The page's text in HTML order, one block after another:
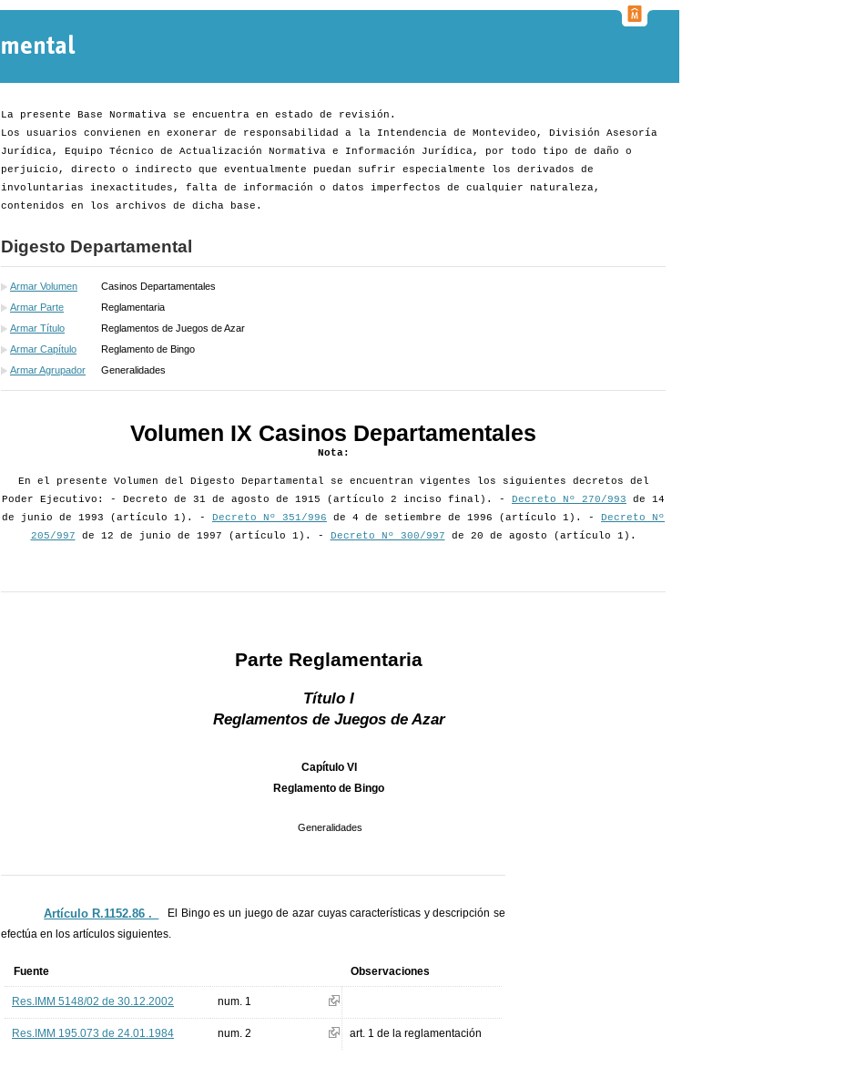
La presente Base Normativa se encuentra en estado de revisión.
Los usuarios convienen en exonerar de responsabilidad a la Intendencia de Montevideo, División Asesoría
Jurídica, Equipo Técnico de Actualización Normativa e Información Jurídica, por todo tipo de daño o
perjuicio, directo o indirecto que eventualmente puedan sufrir especialmente los derivados de
involuntarias inexactitudes, falta de información o datos imperfectos de cualquier naturaleza,
contenidos en los archivos de dicha base.
Digesto Departamental
Armar Volumen
Casinos Departamentales
Armar Parte
Reglamentaria
Armar Título
Reglamentos de Juegos de Azar
Armar Capítulo
Reglamento de Bingo
Armar Agrupador
Generalidades
Volumen IX Casinos Departamentales
Nota:
En el presente Volumen del Digesto Departamental se encuentran vigentes los siguientes decretos del
Poder Ejecutivo: - Decreto de 31 de agosto de 1915 (artículo 2 inciso final). - Decreto Nº 270/993 de 14
de junio de 1993 (artículo 1). - Decreto Nº 351/996 de 4 de setiembre de 1996 (artículo 1). - Decreto Nº
205/997 de 12 de junio de 1997 (artículo 1). - Decreto Nº 300/997 de 20 de agosto (artículo 1).
Parte Reglamentaria
Título I
Reglamentos de Juegos de Azar
Capítulo VI
Reglamento de Bingo
Generalidades
Artículo R.1152.86 ._
El Bingo es un juego de azar cuyas características y descripción se
efectúa en los artículos siguientes.
Fuente Observaciones
Res.IMM 5148/02 de 30.12.2002 num. 1
Res.IMM 195.073 de 24.01.1984 num. 2 art. 1 de la reglamentación